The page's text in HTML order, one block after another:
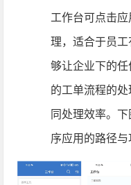
工作台可点击
理，适合于员
够让企业下的
的工单流程的
同处理效率。
序应用的路径与